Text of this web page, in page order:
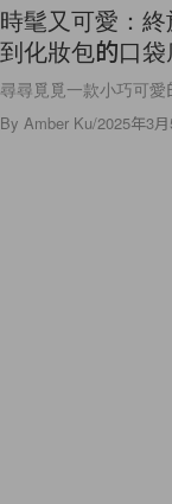
時髦又可愛：
到化妝包的口袋
尋尋覓覓一款小巧可愛
By Amber Ku/2025年3月